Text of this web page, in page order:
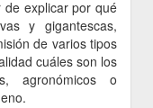
explicar por qué
y gigantescas,
de varios tipos
cuáles son los
agronómicos o